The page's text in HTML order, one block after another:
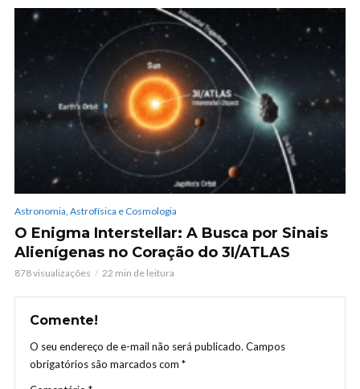
Astronomia, Astrofísica e Cosmologia
O Enigma Interstellar: A Busca por Sinais
Alienígenas no Coração do 3I/ATLAS
878 visualizações 22 min de leitura
Comente!
O seu endereço de e-mail não será publicado. Campos
obrigatórios são marcados com *